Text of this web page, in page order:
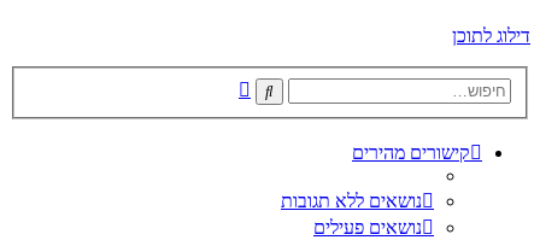
דילוג לתוכן
חיפוש
קישורים מהירים
נושאים ללא תגובות
נושאים פעילים